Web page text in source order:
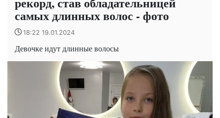
самых длинных волос - фото
18:22 19.01.2024
Девочке идут длинные волосы